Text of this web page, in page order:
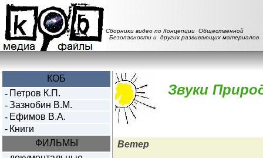
Сборники видео по Концепции Общественной
Безопасности и других развивающих материалов
КОБ
- Петров К.П.
- Зазнобин В.М.
- Ефимов В.А.
- Книги
ФИЛЬМЫ
Звуки
Ветер